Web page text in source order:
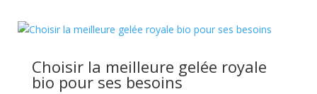
Choisir la meilleure gelée royale
bio pour ses besoins